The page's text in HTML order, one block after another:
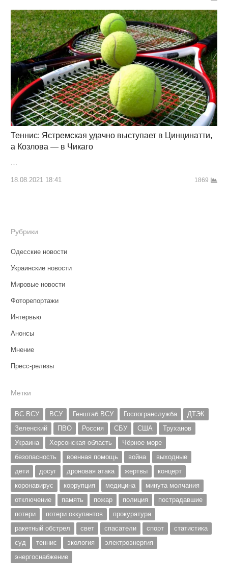
Теннис: Ястремская удачно выступает в Цинцинатти,
а Козлова — в Чикаго
…
18.08.2021 18:41 1869
Рубрики
Одесские новости
Украинские новости
Мировые новости
Фоторепортажи
Интервью
Анонсы
Мнение
Пресс-релизы
Метки
ВС ВСУ ВСУ Генштаб ВСУ Госпогранслужба
ДТЭК
Зеленский
ПВО Россия СБУ США
Труханов
Украина
Херсонская область
Чёрное море
безопасность
военная помощь война
выходные
дети
досуг дроновая атака жертвы
концерт
коронавирус
коррупция медицина
минута молчания
отключение
память пожар полиция
пострадавшие
потери
потери оккупантов
прокуратура
ракетный обстрел
свет спасатели спорт
статистика
суд
теннис экология
электроэнергия
энергоснабжение